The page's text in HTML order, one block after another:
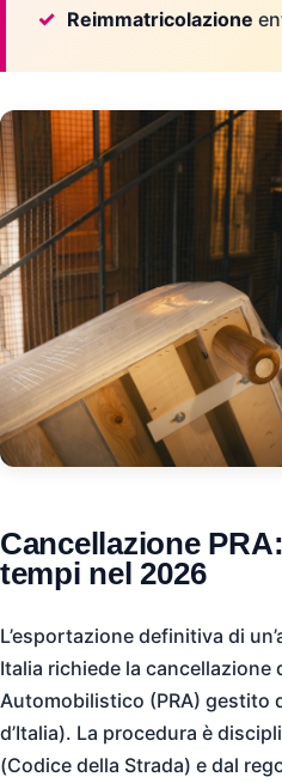
Reimmatricolazione
Cancellazione
tempi nel 2026
L’esportazione definitiva di
Italia richiede la cancellazione
Automobilistico (PRA) gestito
d’Italia). La procedura è
(Codice della Strada) e dal